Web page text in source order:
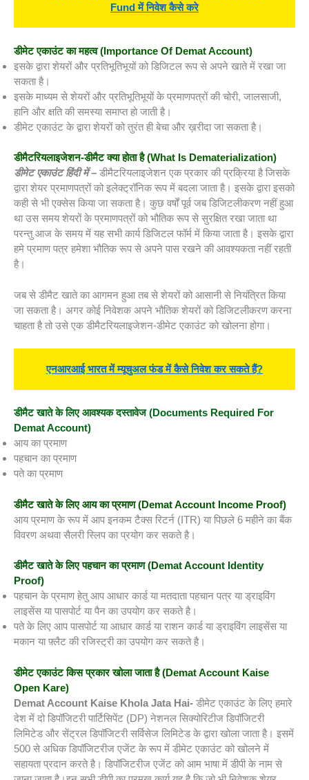
Fund में निवेश कैसे करे
डीमेट एकाउंट का महत्व (Importance Of Demat Account)
इसके द्वारा शेयरों और प्रतिभूतिभूयों को डिजिटल रूप से अपने खाते में रखा जा
सकता है।
इसके माध्यम से शेयरों और प्रतिभूतिभूयों के प्रमाणपत्रों की चोरी, जालसाजी,
हानि और क्षति की समस्या समाप्त हो जाती है।
डीमेट एकाउंट के द्वारा शेयरों को तुरंत ही बेचा और ख़रीदा जा सकता है।
डीमैटरियलाइजेशन-डीमैट क्या होता है (What Is Dematerialization)
डीमेट एकाउंट हिंदी में – डीमैटरियलाइजेशन एक प्रकार की प्रक्रिया है जिसके
द्वारा शेयर प्रमाणपत्रों को इलेक्ट्रॉनिक रूप में बदला जाता है। इसके द्वारा इसको
कही से भी एक्सेस किया जा सकता है। कुछ वर्षों पूर्व जब डिजिटलीकरण नहीं हुआ
था उस समय शेयरों के प्रमाणपत्रों को भौतिक रूप से सुरक्षित रखा जाता था
परन्तु आज के समय में यह सभी कार्य डिजिटल फॉर्म में किया जाता है। इसके द्वारा
हमे प्रमाण पत्र हमेशा भौतिक रूप से अपने पास रखने की आवश्यकता नहीं रहती
है।
जब से डीमैट खाते का आगमन हुआ तब से शेयरों को आसानी से नियंत्रित किया
जा सकता है। अगर कोई निवेशक अपने भौतिक शेयरों को डिजिटलीकरण करना
चाहता है तो उसे एक डीमैटरियलाइजेशन-डीमेट एकाउंट को खोलना होगा।
एनआरआई भारत में म्यूचुअल फंड में कैसे निवेश कर सकते हैं?
डीमैट खाते के लिए आवश्यक दस्तावेज (Documents Required For
Demat Account)
आय का प्रमाण
पहचान का प्रमाण
पते का प्रमाण
डीमैट खाते के लिए आय का प्रमाण(Demat Account Income Proof)
आय प्रमाण के रूप में आप इनकम टैक्स रिटर्न (ITR) या पिछले 6 महीने का बैंक
विवरण अथवा सैलरी स्लिप का प्रयोग कर सकते है।
डीमैट खाते के लिए पहचान का प्रमाण(Demat Account Identity
Proof)
पहचान के प्रमाण हेतु आप आधार कार्ड या मतदाता पहचान पत्र या ड्राइविंग
लाइसेंस या पासपोर्ट या पैन का उपयोग कर सकते है।
पते के लिए आप पासपोर्ट या आधार कार्ड या राशन कार्ड या ड्राइविंग लाइसेंस या
मकान या फ़्लैट की रजिस्ट्री का उपयोग कर सकते है।
डीमेट एकाउंट किस प्रकार खोला जाता है(Demat Account Kaise
Open Kare)
Demat Account Kaise Khola Jata Hai- डीमेट एकाउंट के लिए हमारे
देश में दो डिपॉजिटरी पार्टिसिपेंट (DP) नेशनल सिक्योरिटीज डिपॉजिटरी
लिमिटेड और सेंट्रल डिपॉजिटरी सर्विसेज लिमिटेड के द्वारा खोला जाता है। इसमें
500 से अधिक डिपॉजिटरीज एजेंट के रूप में डीमेट एकाउंट को खोलने में
सहायता प्रदान करते है। डिपॉजिटरीज एजेंट को आम भाषा में डीपी के नाम से